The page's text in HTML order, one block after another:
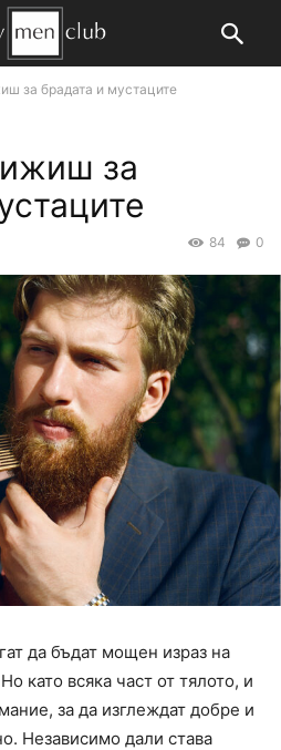
за брадата и мустаците
за
0
84
да бъдат мощен израз на
като всяка част от тялото, и
за да изглеждат добре и
Независимо дали става